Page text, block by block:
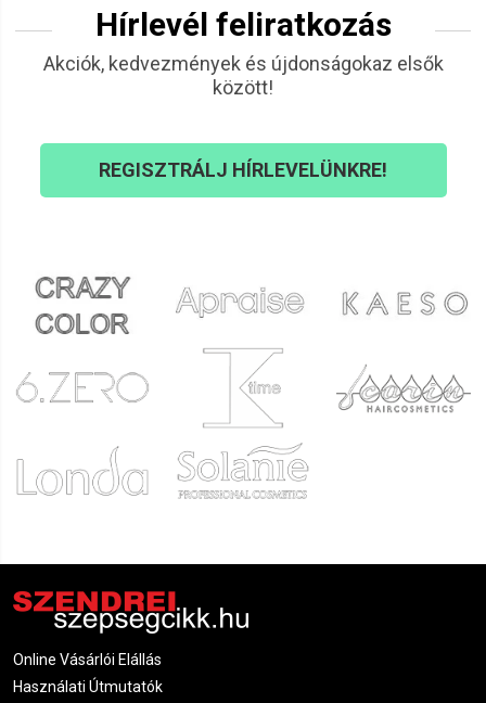
Klaudia 2021.11.19. 08:26
Hírlevél feliratkozás
Akciók, kedvezmények és újdonságokaz elsők
között!
REGISZTRÁLJ HÍRLEVELÜNKRE!
Online Vásárlói Elállás
Használati Útmutatók